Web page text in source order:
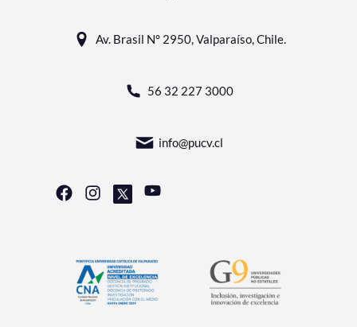
Av. Brasil N° 2950, Valparaíso, Chile.
56 32 227 3000
info@pucv.cl